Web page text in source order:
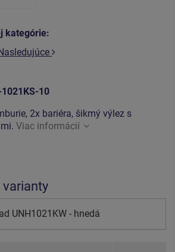
kategórie:
1021KS-10
2x bariéra, šikmý výlez s
Viac informácií
varianty
UNH1021KW - hnedá